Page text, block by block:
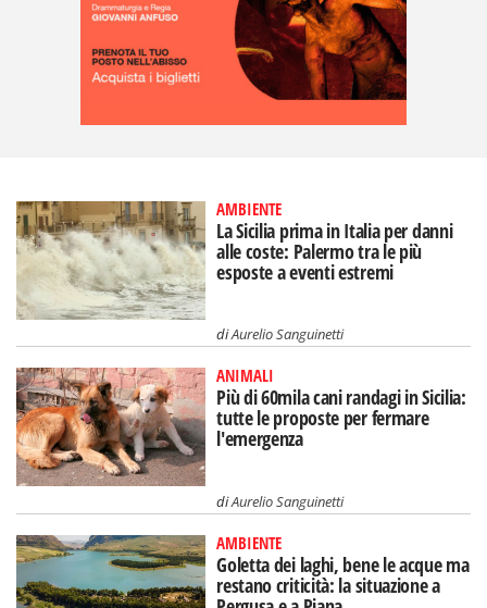
AMBIENTE
La Sicilia prima in Italia per danni
alle coste: Palermo tra le più
esposte a eventi estremi
diAurelio Sanguinetti
ANIMALI
Più di 60mila cani randagi in Sicilia:
tutte le proposte per fermare
l'emergenza
diAurelio Sanguinetti
AMBIENTE
Goletta dei laghi, bene le acque ma
restano criticità: la situazione a